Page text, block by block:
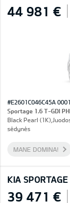
44 981 €
#E2601C046C45A 0001
Sportage 1.6 T-GDI
Black Pearl
sėdynės
MANE DOMINA!
KIA
39 471 €